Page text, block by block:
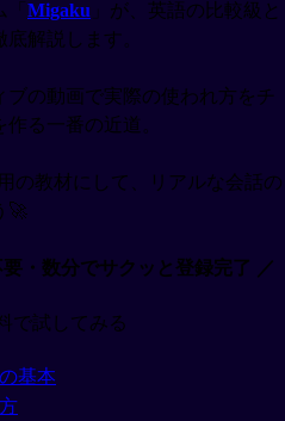
Migaku 」が、英語の比較級と
解説します。
の動画で実際の使われ方をチ
る一番の近道。
の教材にして、リアルな会話の
🚀
・数分でサクッと登録完了 ／
で試してみる
基本